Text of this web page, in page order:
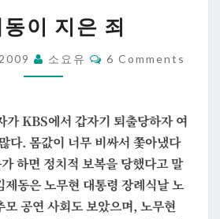
제
동
이
은
죄
이 지은 죄
소요유 Comments
6 Comments
가 KBS에서 갑자기 퇴출당하자 여
다. 몸값이 너무 비싸서 쫓아냈다
하면 정치적 보복을 당했다고 말
동은 노무현 대통령 장례식날 노
모 공연 사회도 보았으며, 노무현